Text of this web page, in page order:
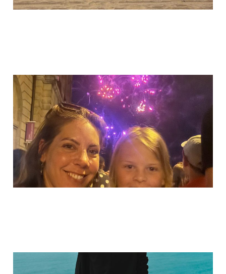
Vakantievreugd
19 jul. 20269 min leestijd Paid
Dilemma